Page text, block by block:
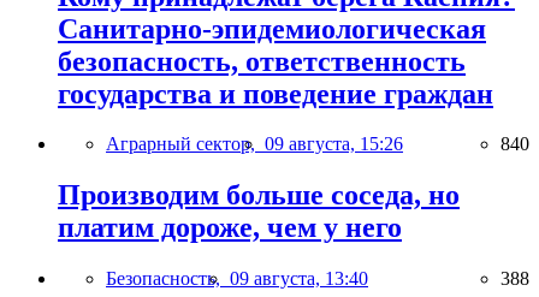
Санитарно-эпидемиологическая
безопасность, ответственность
государства и поведение граждан
Аграрный сектор, 09 августа, 15:26 840
Производим больше соседа, но
платим дороже, чем у него
Безопасность, 09 августа, 13:40 388